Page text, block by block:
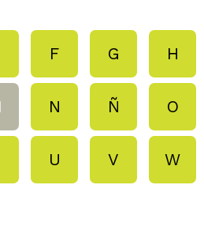
F G H
N Ñ O
U V W